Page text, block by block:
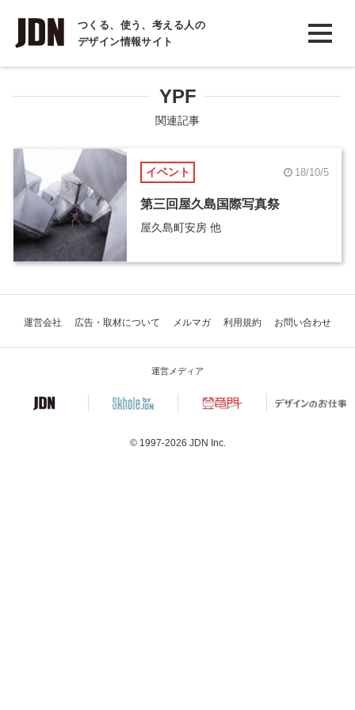
つくる、使う、考える人の
デザイン情報サイト
INTERVIEW
インタビュー
COLUMN
コラム
YPF
関連記事
イベント 18/10/5
第三回屋久島国際写真祭
屋久島町安房 他
運営会社 広告・取材について メルマガ 利用規約 お問い合わせ
運営メディア
© 1997-2026 JDN Inc.